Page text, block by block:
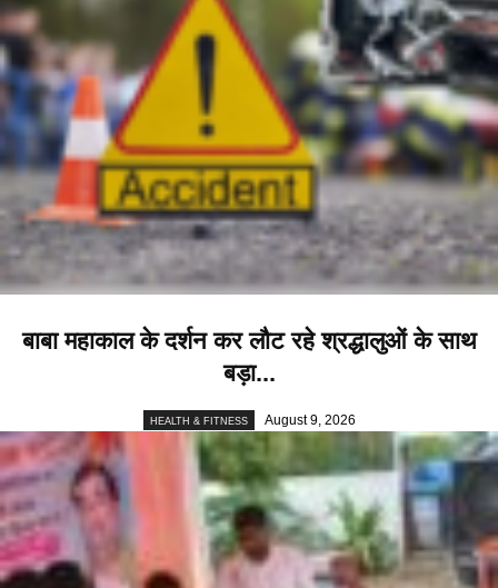
बाबा महाकाल के दर्शन कर लौट रहे श्रद्धालुओं के साथ
बड़ा...
HEALTH & FITNESS August 9, 2026